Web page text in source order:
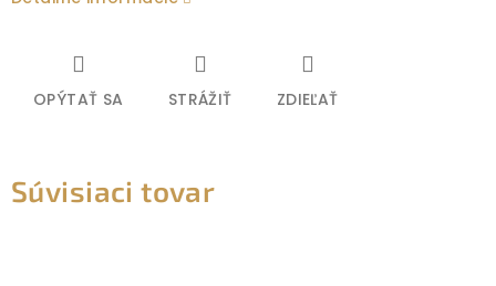
OPÝTAŤ SA STRÁŽIŤ ZDIEĽAŤ
Súvisiaci tovar